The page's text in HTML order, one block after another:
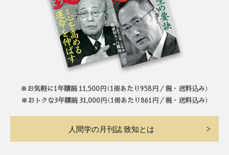
※お気軽に1年購読 11,500円（1冊あたり958円／税・送料込み）
※おトクな3年購読 31,000円（1冊あたり861円／税・送料込み）
人間学の月刊誌 致知とは